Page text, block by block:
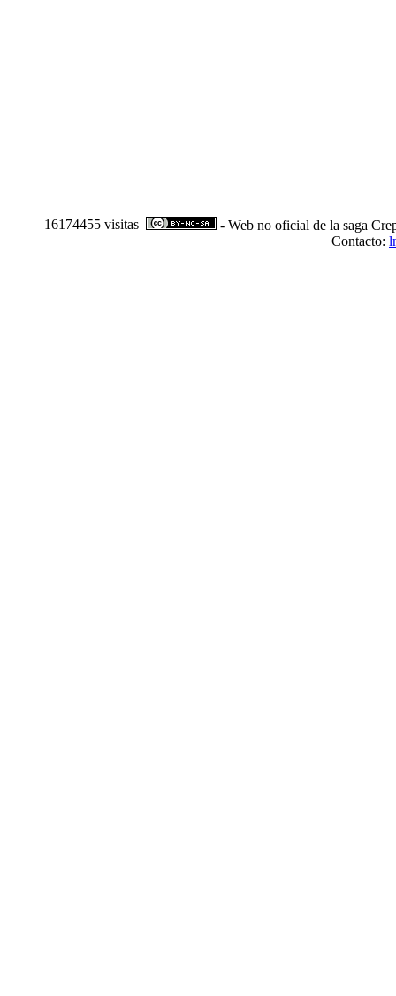
16174455 visitas
- Web no oficial de la saga
Contacto: